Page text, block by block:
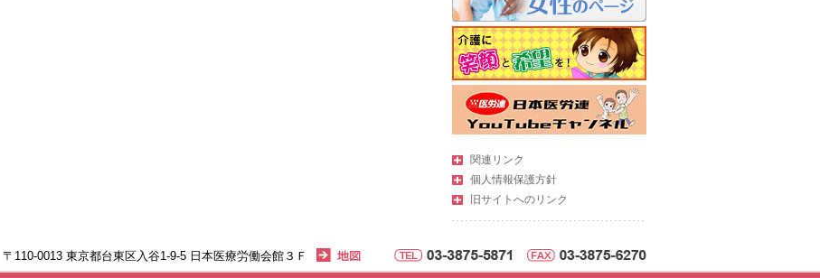
関連リンク
個人情報保護方針
旧サイトへのリンク
〒110-0013 東京都台東区入谷1-9-5 日本医療労働会館３Ｆ